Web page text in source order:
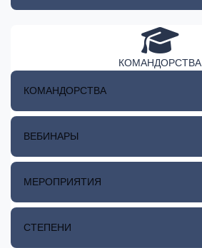
КОМАНДОРСТВА
КОМАНДОРСТВА
ВЕБИНАРЫ
МЕРОПРИЯТИЯ
СТЕПЕНИ